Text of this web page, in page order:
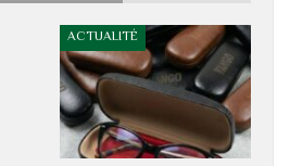
ACTUALITÉ